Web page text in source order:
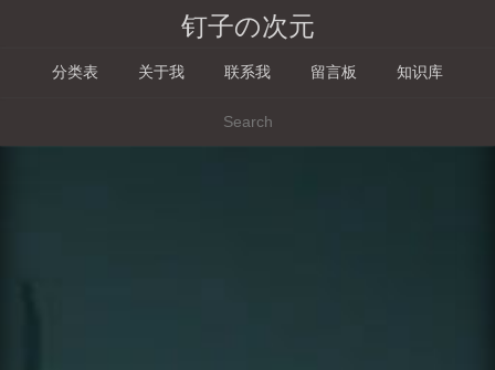
钉子の次元
分类表 关于我 联系我 留言板 知识库